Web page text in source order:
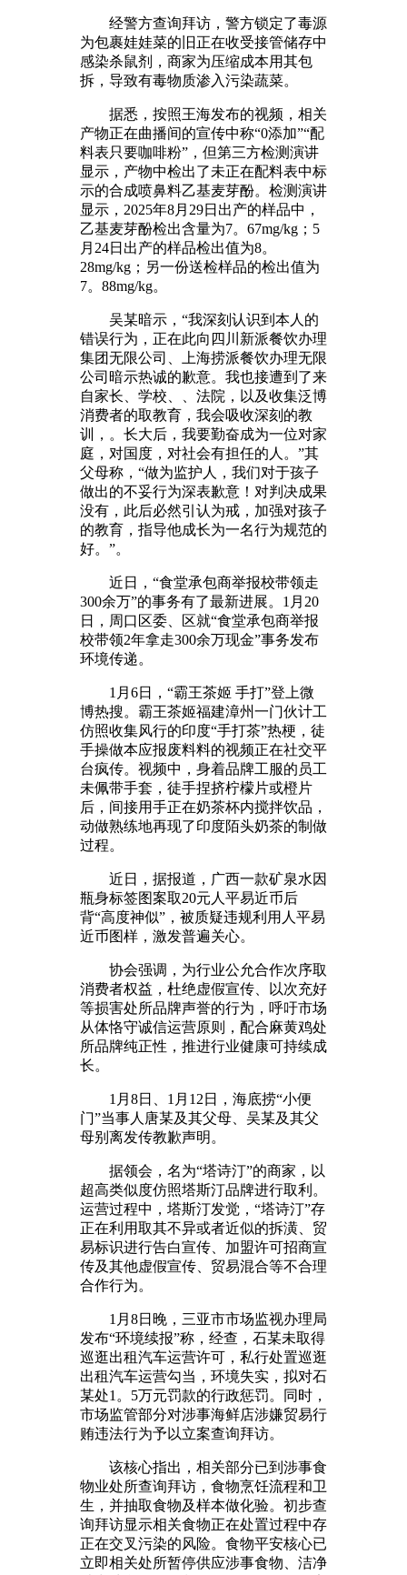
经警方查询拜访，警方锁定了毒源
为包裹娃娃菜的旧正在收受接管储存中
感染杀鼠剂，商家为压缩成本用其包
拆，导致有毒物质渗入污染蔬菜。
据悉，按照王海发布的视频，相关
产物正在曲播间的宣传中称“0添加”“配
料表只要咖啡粉”，但第三方检测演讲
显示，产物中检出了未正在配料表中标
示的合成喷鼻料乙基麦芽酚。检测演讲
显示，2025年8月29日出产的样品中，
乙基麦芽酚检出含量为7。67mg/kg；5
月24日出产的样品检出值为8。
28mg/kg；另一份送检样品的检出值为
7。88mg/kg。
吴某暗示，“我深刻认识到本人的
错误行为，正在此向四川新派餐饮办理
集团无限公司、上海捞派餐饮办理无限
公司暗示热诚的歉意。我也接遭到了来
自家长、学校、、法院，以及收集泛博
消费者的取教育，我会吸收深刻的教
训，。长大后，我要勤奋成为一位对家
庭，对国度，对社会有担任的人。”其
父母称，“做为监护人，我们对于孩子
做出的不妥行为深表歉意！对判决成果
没有，此后必然引认为戒，加强对孩子
的教育，指导他成长为一名行为规范的
好。”。
近日，“食堂承包商举报校带领走
300余万”的事务有了最新进展。1月20
日，周口区委、区就“食堂承包商举报
校带领2年拿走300余万现金”事务发布
环境传递。
1月6日，“霸王茶姬 手打”登上微
博热搜。霸王茶姬福建漳州一门伙计工
仿照收集风行的印度“手打茶”热梗，徒
手操做本应报废料料的视频正在社交平
台疯传。视频中，身着品牌工服的员工
未佩带手套，徒手捏挤柠檬片或橙片
后，间接用手正在奶茶杯内搅拌饮品，
动做熟练地再现了印度陌头奶茶的制做
过程。
近日，据报道，广西一款矿泉水因
瓶身标签图案取20元人平易近币后
背“高度神似”，被质疑违规利用人平易
近币图样，激发普遍关心。
协会强调，为行业公允合作次序取
消费者权益，杜绝虚假宣传、以次充好
等损害处所品牌声誉的行为，呼吁市场
从体恪守诚信运营原则，配合麻黄鸡处
所品牌纯正性，推进行业健康可持续成
长。
1月8日、1月12日，海底捞“小便
门”当事人唐某及其父母、吴某及其父
母别离发传教歉声明。
据领会，名为“塔诗汀”的商家，以
超高类似度仿照塔斯汀品牌进行取利。
运营过程中，塔斯汀发觉，“塔诗汀”存
正在利用取其不异或者近似的拆潢、贸
易标识进行告白宣传、加盟许可招商宣
传及其他虚假宣传、贸易混合等不合理
合作行为。
1月8日晚，三亚市市场监视办理局
发布“环境续报”称，经查，石某未取得
巡逛出租汽车运营许可，私行处置巡逛
出租汽车运营勾当，环境失实，拟对石
某处1。5万元罚款的行政惩罚。同时，
市场监管部分对涉事海鲜店涉嫌贸易行
贿违法行为予以立案查询拜访。
该核心指出，相关部分已到涉事食
物业处所查询拜访，食物烹饪流程和卫
生，并抽取食物及样本做化验。初步查
询拜访显示相关食物正在处置过程中存
正在交叉污染的风险。食物平安核心已
立即相关处所暂停供应涉事食物、洁净